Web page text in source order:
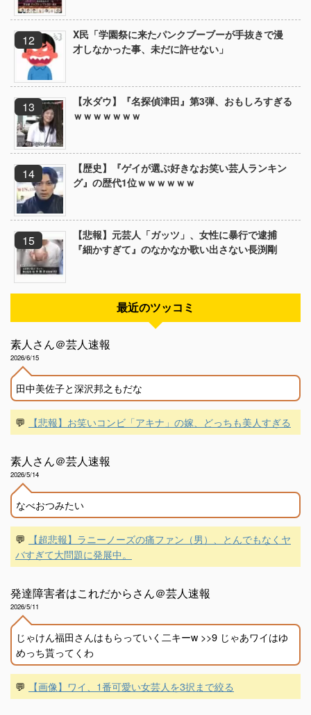
X民「学園祭に来たパンクブーブーが手抜きで漫
才しなかった事、未だに許せない」
【水ダウ】『名探偵津田』第3弾、おもしろすぎる
ｗｗｗｗｗｗｗ
【歴史】『ゲイが選ぶ好きなお笑い芸人ランキン
グ』の歴代1位ｗｗｗｗｗｗ
【悲報】元芸人「ガッツ」、女性に暴行で逮捕
『細かすぎて』のなかなか歌い出さない長渕剛
最近のツッコミ
素人さん＠芸人速報
2026/6/15
田中美佐子と深沢邦之もだな
💬 【悲報】お笑いコンビ「アキナ」の嫁、どっちも美人すぎる
素人さん＠芸人速報
2026/5/14
なべおつみたい
💬
【超悲報】ラニーノーズの痛ファン（男）、とんでもなくヤ
バすぎて大問題に発展中。
発達障害者はこれだからさん＠芸人速報
2026/5/11
じゃけん福田さんはもらっていく二キーw >>9 じゃあワイはゆ
めっち貰ってくわ
💬 【画像】ワイ、1番可愛い女芸人を3択まで絞る